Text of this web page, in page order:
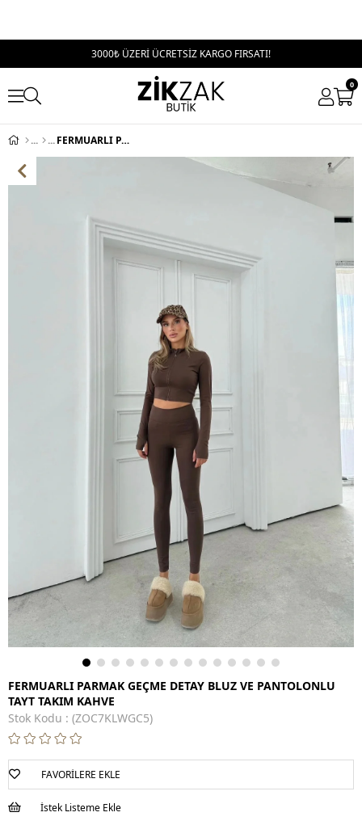
3000₺ ÜZERİ ÜCRETSİZ KARGO FIRSATI!
0
FERMUARLI PARMAK GEÇME DETAY BLUZ VE PANTOLONLU TAYT TAKIM KAHVE
FERMUARLI PARMAK GEÇME DETAY BLUZ VE PANTOLONLU
TAYT TAKIM KAHVE
Stok Kodu
(ZOC7KLWGC5)
FAVORILERE EKLE
İstek Listeme Ekle